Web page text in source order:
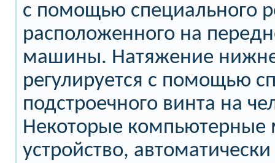
с помощью специального
расположенного на
машины. Натяжение
регулируется с помощью
подстроечного винта на
Некоторые
устройство,